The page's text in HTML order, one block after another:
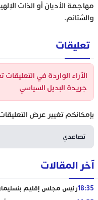
مهاجمة الأديان أو الذات
والشتائم.
تعليقات
الآراء الواردة في
جريدة البديل السياسي
بإمكانكم تغيير عرض
آخر المقالات
18:35رئيس مجلس إقليم